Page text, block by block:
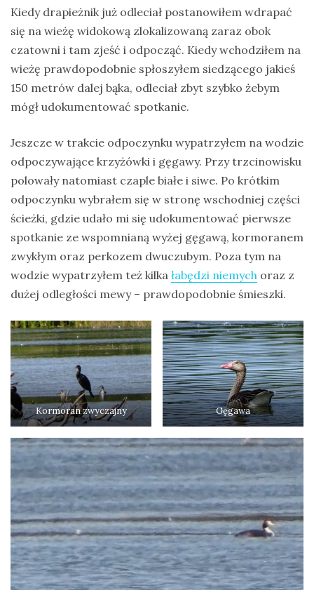
Kiedy drapieżnik już odleciał postanowiłem wdrapać
się na wieżę widokową zlokalizowaną zaraz obok
czatowni i tam zjeść i odpocząć. Kiedy wchodziłem na
wieżę prawdopodobnie spłoszyłem siedzącego jakieś
150 metrów dalej bąka, odleciał zbyt szybko żebym
mógł udokumentować spotkanie.
Jeszcze w trakcie odpoczynku wypatrzyłem na wodzie
odpoczywające krzyżówki i gęgawy. Przy trzcinowisku
polowały natomiast czaple białe i siwe. Po krótkim
odpoczynku wybrałem się w stronę wschodniej części
ścieżki, gdzie udało mi się udokumentować pierwsze
spotkanie ze wspomnianą wyżej gęgawą, kormoranem
zwykłym oraz perkozem dwuczubym. Poza tym na
wodzie wypatrzyłem też kilka łabędzi niemych oraz z
dużej odległości mewy – prawdopodobnie śmieszki.
Kormoran zwyczajny Gęgawa